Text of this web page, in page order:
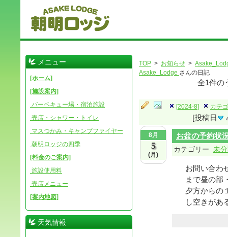
TOP > お知らせ >
Asake_Lodge さんの日記
全1件の
[2024-8] カテ
[投稿日
8月
5
(月)
お盆の予約状
カテゴリー 未
お問い合わ
まで昼の部
夕方からの
し空きがあ
メニュー
[ホーム]
[施設案内]
バーベキュー場・宿泊施設
売店・シャワー・トイレ
マスつかみ・キャンプファイヤー
朝明ロッジの四季
[料金のご案内]
施設使用料
売店メニュー
[案内地図]
天気情報